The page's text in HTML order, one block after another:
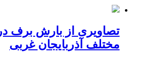
تصاویری از بارش برف
مختلف آذربایجان غربی